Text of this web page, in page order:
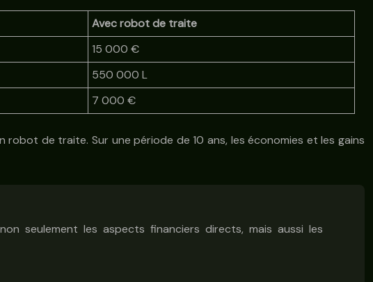
Avec robot de traite
15 000 €
550 000 L
7 000 €
de traite. Sur une période de 10 ans, les économies et les gains
seulement les aspects financiers directs, mais aussi les